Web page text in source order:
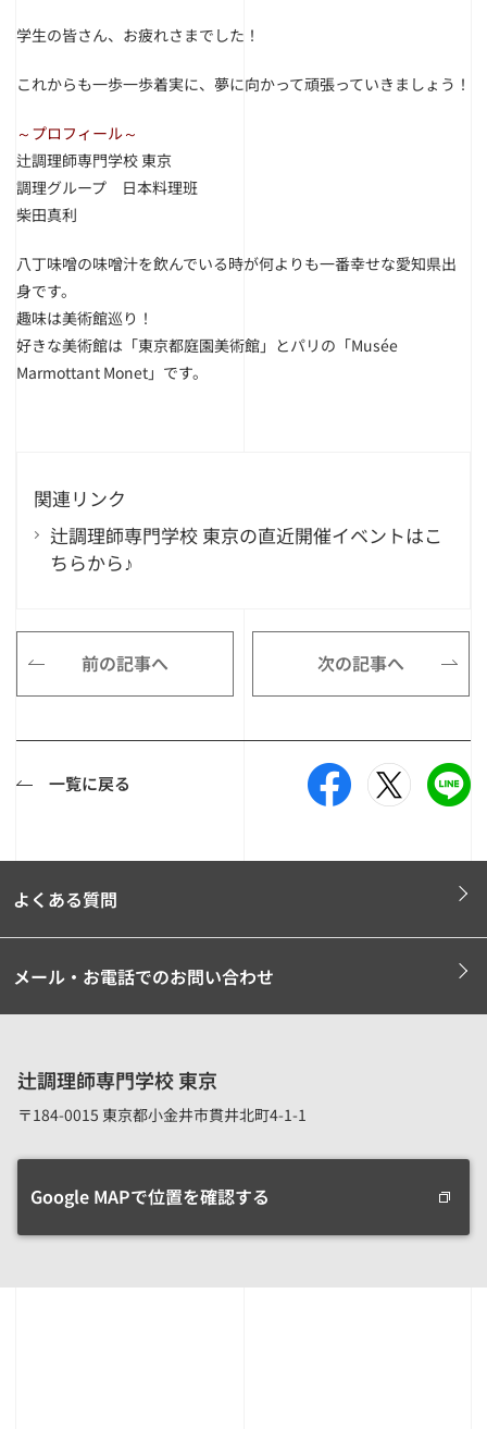
学生の皆さん、お疲れさまでした！
これからも一歩一歩着実に、夢に向かって頑張っていきましょう！
～プロフィール～
辻調理師専門学校 東京
調理グループ 日本料理班
柴田真利
八丁味噌の味噌汁を飲んでいる時が何よりも一番幸せな愛知県出
身です。
趣味は美術館巡り！
好きな美術館は「東京都庭園美術館」とパリの「Musée
Marmottant Monet」です。
関連リンク
辻調理師専門学校 東京の直近開催イベントはこ
ちらから♪
前の記事へ 次の記事へ
一覧に戻る
よくある質問
メール・お電話でのお問い合わせ
辻調理師専門学校 東京
〒184-0015 東京都小金井市貫井北町4-1-1
Google MAPで位置を確認する